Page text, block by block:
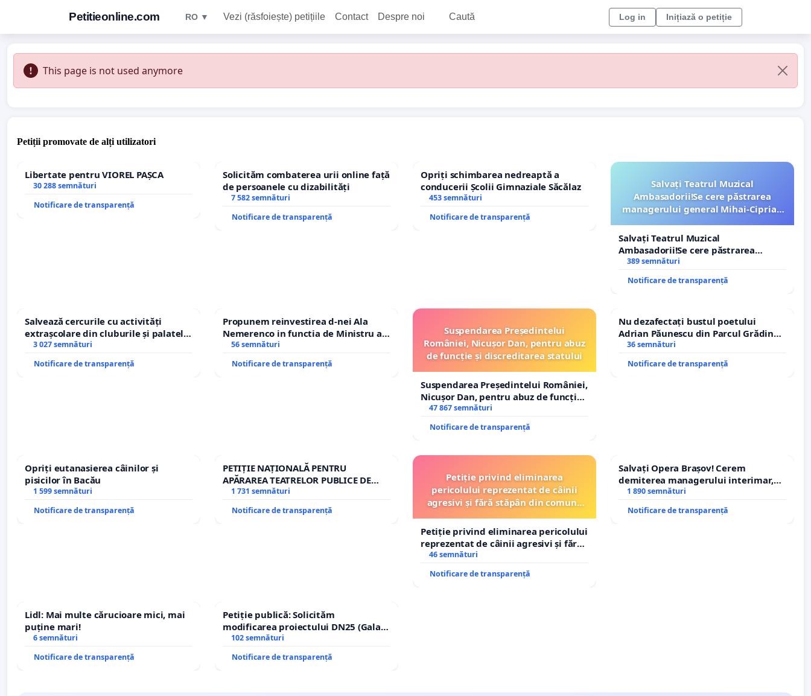
Petitieonline.com RO ▼ Vezi (răsfoiește) petițiile Contact Despre noi Caută Log in Inițiază o petiție
This page is not used anymore
Petiții promovate de alți utilizatori
Libertate pentru VIOREL PAȘCA
30 288 semnături
Notificare de transparență
Solicităm combaterea urii online față
de persoanele cu dizabilități
7 582 semnături
Notificare de transparență
Opriți schimbarea nedreaptă a
conducerii Școlii Gimnaziale Săcălaz
453 semnături
Notificare de transparență
Salvați Teatrul Muzical
Ambasadorii!Se cere păstrarea
managerului general Mihai-Ciprian
Salvați Teatrul Muzical
Ambasadorii!Se cere păstrarea
managerului general Mihai-Ciprian
ROGOJAN
389 semnături
Notificare de transparență
Salvează cercurile cu activități
extrașcolare din cluburile și palatele
copiilor
3 027 semnături
Notificare de transparență
Propunem reinvestirea d-nei Ala
Nemerenco in functia de Ministru al
Sanatatii
56 semnături
Notificare de transparență
Suspendarea Președintelui
României, Nicușor Dan, pentru abuz
de funcție și discreditarea statului
Suspendarea Președintelui României,
Nicușor Dan, pentru abuz de funcție
și discreditarea statului
47 867 semnături
Notificare de transparență
Nu dezafectați bustul poetului
Adrian Păunescu din Parcul Grădina
Icoanei! Stop cenzurii culturale!
36 semnături
Notificare de transparență
Opriți eutanasierea câinilor și
pisicilor în Bacău
1 599 semnături
Notificare de transparență
PETIȚIE NAȚIONALĂ PENTRU
APĂRAREA TEATRELOR PUBLICE DE
REPERTORIU DIN ROMÂNIA
1 731 semnături
Notificare de transparență
Petiție privind eliminarea
pericolului reprezentat de câinii
agresivi și fără stăpân din comuna
Petiție privind eliminarea pericolului
reprezentat de câinii agresivi și fără
stăpân din comuna Tunari
46 semnături
Notificare de transparență
Salvați Opera Brașov! Cerem
demiterea managerului interimar,
Petrean Lucian-Marius!
1 890 semnături
Notificare de transparență
Lidl: Mai multe cărucioare mici, mai
puține mari!
6 semnături
Notificare de transparență
Petiție publică: Solicităm
modificarea proiectului DN25 (Galați
– Hanu Conachi) prin devierea
traseului în afara localităților!
102 semnături
Notificare de transparență